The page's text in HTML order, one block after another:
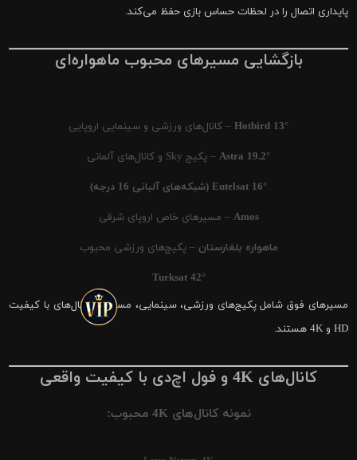
پایداری اتصال را در لحظات حساس بازی حفظ می‌کند.
بازگشایی مسیرهای محبوب ماهواره‌ای
Hotbird 13° – کانال‌های ورزشی و سینمایی اروپایی
Astra 19.2° – پکیج Sky و کانال‌های آلمانی
Eutelsat 16° (شبکه‌های آلبانی 16 درجه)
Amos – مسیرهای خاص اروپای شرقی
ماهواره بلغارستان – پکیج‌های ورزشی محبوب
Turksat 42°
مسیرهای فوق شامل پکیج‌های ورزشی، سینمایی، مستند و کانال‌های با کیفیت
HD و 4K هستند.
کانال‌های 4K و فول اچ‌دی با کیفیت واقعی
نمونه کانال‌های 4K محبوب: